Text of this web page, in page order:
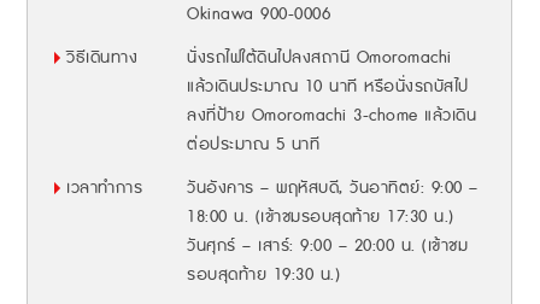
Okinawa 900-0006
วิธีเดินทาง
นั่งรถไฟใต้ดินไปลงสถานี Omoromachi
แล้วเดินประมาณ 10 นาที หรือนั่งรถบัสไป
ลงที่ป้าย Omoromachi 3-chome แล้วเดิน
ต่อประมาณ 5 นาที
เวลาทำการ
วันอังคาร – พฤหัสบดี, วันอาทิตย์: 9:00 –
18:00 น. (เข้าชมรอบสุดท้าย 17:30 น.)
วันศุกร์ – เสาร์: 9:00 – 20:00 น. (เข้าชม
รอบสุดท้าย 19:30 น.)